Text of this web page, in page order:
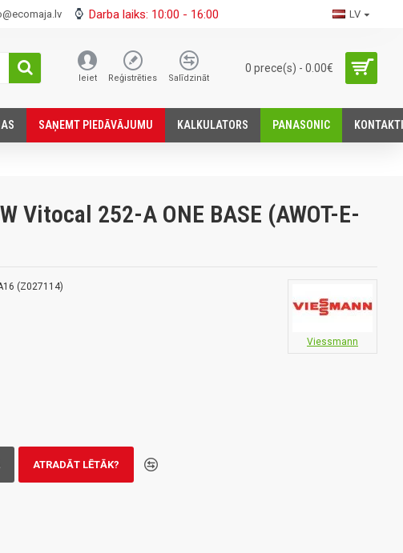
Darba laiks: 10:00 - 16:00 LV
Ieiet Reģistrēties Salīdzināt
0 prece(s) - 0.00€
SАŅEMT PIEDĀVĀJUMU KALKULATORS PANASONIC KONTAKTI
Vitocal 252-A ONE BASE (AWOT-E-
(Z027114)
Viessmann
ATRADĀT LĒTĀK?